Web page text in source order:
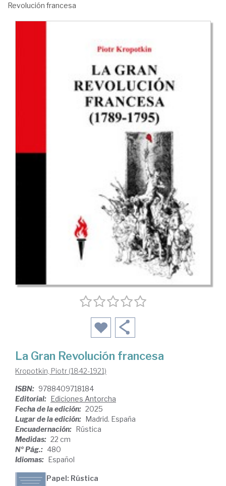
Revolución francesa
La Gran Revolución francesa
Kropotkin, Piotr (1842-1921)
ISBN: 9788409718184
Editorial: Ediciones Antorcha
Fecha de la edición: 2025
Lugar de la edición: Madrid. España
Encuadernación: Rústica
Medidas: 22 cm
Nº Pág.: 480
Idiomas: Español
Papel: Rústica